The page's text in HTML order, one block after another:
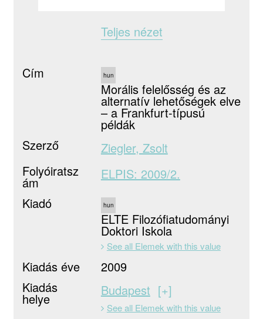
Teljes nézet
Cím hun
Morális felelősség és az
alternatív lehetőségek elve
– a Frankfurt-típusú
példák
Szerző
Ziegler, Zsolt
Folyóiratsz
ám
ELPIS: 2009/2.
Kiadó
hun
ELTE Filozófiatudományi
Doktori Iskola
See all Elemek with this value
Kiadás éve
2009
Kiadás
helye
Budapest
See all Elemek with this value
+